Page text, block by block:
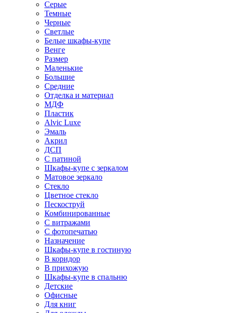
Серые
Темные
Черные
Светлые
Белые шкафы-купе
Венге
Размер
Маленькие
Большие
Средние
Отделка и материал
МДФ
Пластик
Alvic Luxe
Эмаль
Акрил
ДСП
С патиной
Шкафы-купе с зеркалом
Матовое зеркало
Стекло
Цветное стекло
Пескоструй
Комбинированные
С витражами
С фотопечатью
Назначение
Шкафы-купе в гостиную
В коридор
В прихожую
Шкафы-купе в спальню
Детские
Офисные
Для книг